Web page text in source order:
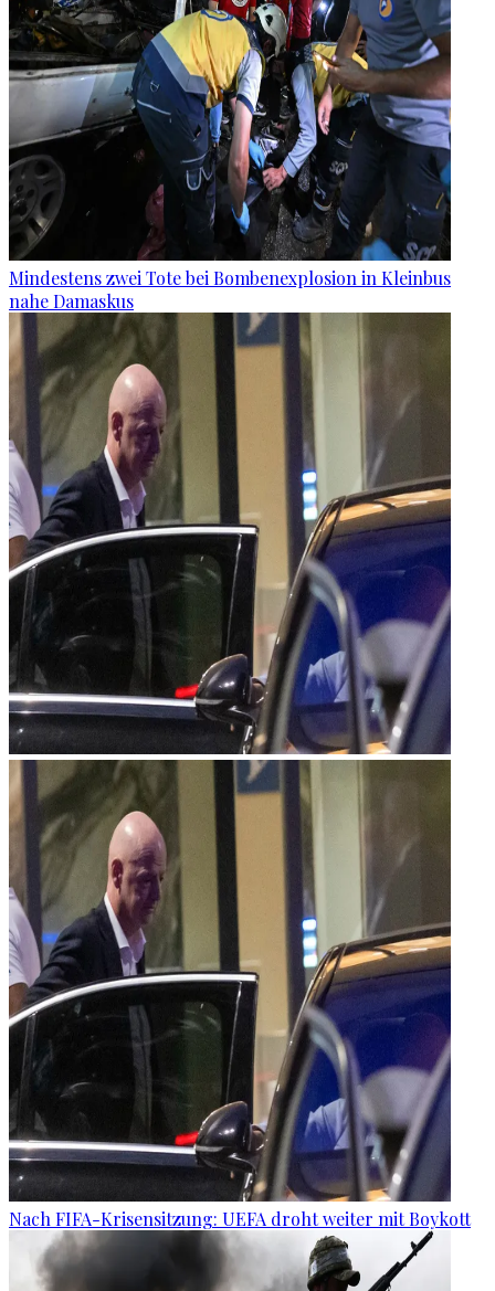
Mindestens zwei Tote bei Bombenexplosion in Kleinbus
nahe Damaskus
Nach FIFA-Krisensitzung: UEFA droht weiter mit Boykott